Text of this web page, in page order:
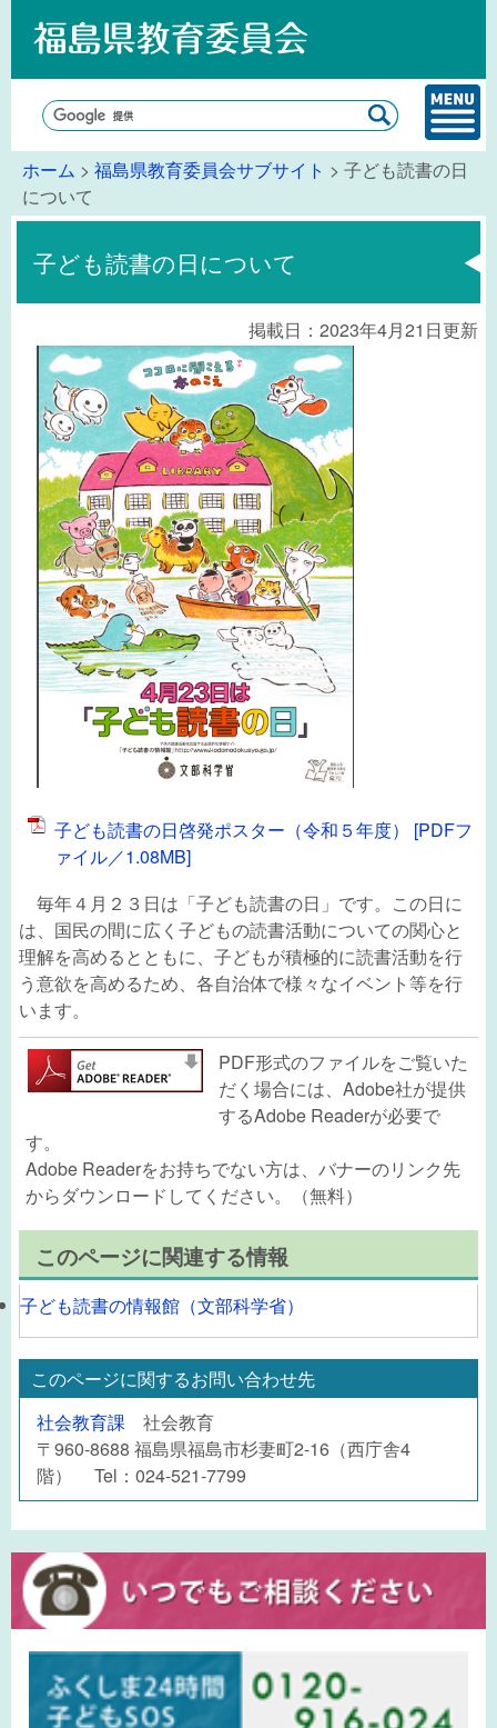
ホーム > 福島県教育委員会サブサイト > 子ども読書の日
について
子ども読書の日について
掲載日：2023年4月21日更新
子ども読書の日啓発ポスター（令和５年度） [PDFフ
ァイル／1.08MB]
毎年４月２３日は「子ども読書の日」です。この日に
は、国民の間に広く子どもの読書活動についての関心と
理解を高めるとともに、子どもが積極的に読書活動を行
う意欲を高めるため、各自治体で様々なイベント等を行
います。
PDF形式のファイルをご覧いた
だく場合には、Adobe社が提供
するAdobe Readerが必要で
す。
Adobe Readerをお持ちでない方は、バナーのリンク先
からダウンロードしてください。（無料）
このページに関連する情報
子ども読書の情報館（文部科学省）
このページに関するお問い合わせ先
社会教育課 社会教育
〒960-8688 福島県福島市杉妻町2-16（西庁舎4
階） Tel：024-521-7799